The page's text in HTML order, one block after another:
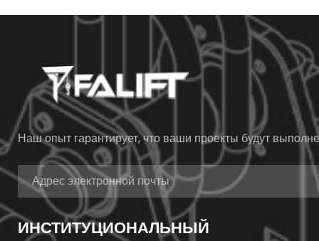
Наш опыт гарантирует, что ваши проекты будут
ИНСТИТУЦИОНАЛЬНЫЙ